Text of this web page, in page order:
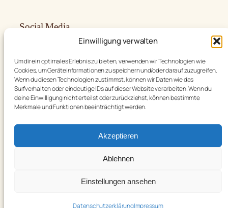
Einwilligung verwalten
Um dir ein optimales Erlebnis zu bieten, verwenden wir Technologien wie
Cookies, um Geräteinformationen zu speichern und/oder darauf zuzugreifen.
Wenn du diesen Technologien zustimmst, können wir Daten wie das
Surfverhalten oder eindeutige IDs auf dieser Website verarbeiten. Wenn du
deine Einwilligung nicht erteilst oder zurückziehst, können bestimmte
Merkmale und Funktionen beeinträchtigt werden.
Akzeptieren
Ablehnen
Einstellungen ansehen
DatenschutzerklärungImpressum
Social Media
Facebook
Instagram
Language
Datenschutzerklärung